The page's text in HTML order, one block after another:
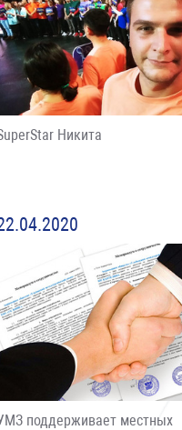
Никита
поддерживает местных